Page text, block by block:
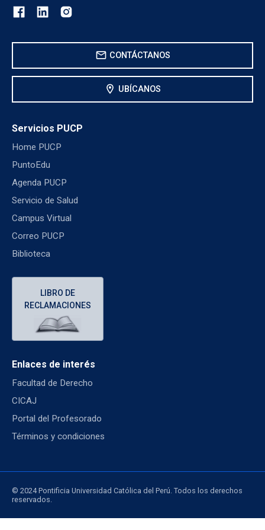
mail CONTÁCTANOS
location_on UBÍCANOS
Servicios PUCP
Home PUCP
PuntoEdu
Agenda PUCP
Servicio de Salud
Campus Virtual
Correo PUCP
Biblioteca
LIBRO DE
RECLAMACIONES
Enlaces de interés
Facultad de Derecho
CICAJ
Portal del Profesorado
Términos y condiciones
© 2024 Pontificia Universidad Católica del Perú. Todos los derechos
reservados.